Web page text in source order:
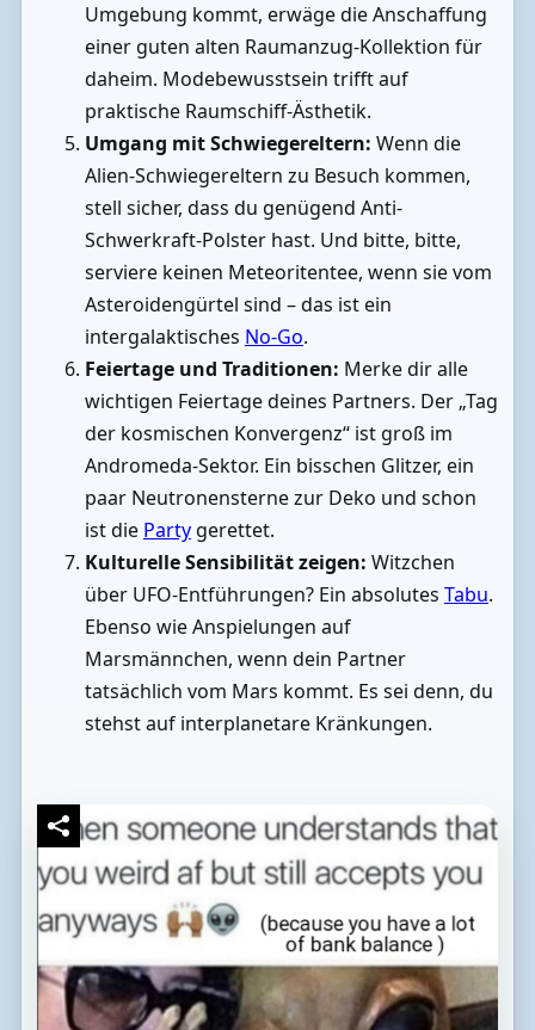
Umgebung kommt, erwäge die Anschaffung
einer guten alten Raumanzug-Kollektion für
daheim. Modebewusstsein trifft auf
praktische Raumschiff-Ästhetik.
Umgang mit Schwiegereltern: Wenn die
Alien-Schwiegereltern zu Besuch kommen,
stell sicher, dass du genügend Anti-
Schwerkraft-Polster hast. Und bitte, bitte,
serviere keinen Meteoritentee, wenn sie vom
Asteroidengürtel sind – das ist ein
intergalaktisches No-Go.
Feiertage und Traditionen: Merke dir alle
wichtigen Feiertage deines Partners. Der „Tag
der kosmischen Konvergenz“ ist groß im
Andromeda-Sektor. Ein bisschen Glitzer, ein
paar Neutronensterne zur Deko und schon
ist die Partygerettet.
Kulturelle Sensibilität zeigen: Witzchen
über UFO-Entführungen? Ein absolutes Tabu.
Ebenso wie Anspielungen auf
Marsmännchen, wenn dein Partner
tatsächlich vom Mars kommt. Es sei denn, du
stehst auf interplanetare Kränkungen.